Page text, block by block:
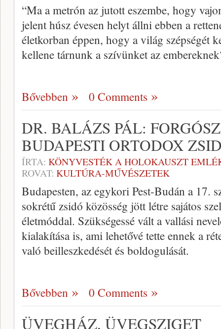
“Ma a metrón az jutott eszembe, hogy
jelent húsz évesen helyt állni ebben a
életkorban éppen, hogy a világ szépségét
kellene tárnunk a szívünket az
Bővebben 0 Comments
DR. BALÁZS PÁL:
BUDAPESTI ORTODOX
ÍRTA: KÖNYVESTÉK A HOLOKAUSZT
ROVAT: KULTÚRA-MŰVÉSZETEK
Budapesten, az egykori Pest-Budán a 17.
sokrétű zsidó közösség jött létre sajátos
életmóddal. Szükségessé vált a vallási
kialakítása is, ami lehetővé tette ennek a
való beilleszkedését és boldogulását.
Bővebben 0 Comments
ÜVEGHÁZ, ÜVEGSZIGET